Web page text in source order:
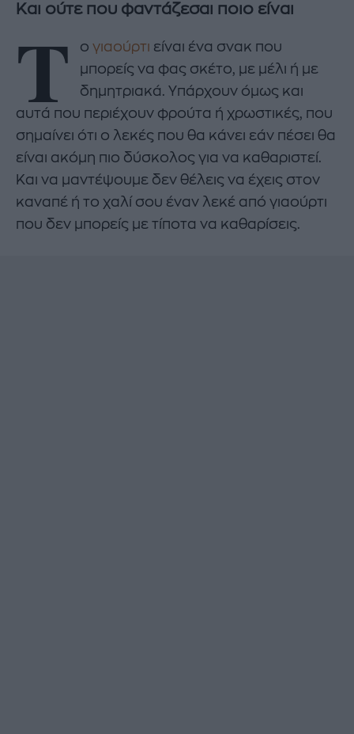
Και ούτε που φαντάζεσαι ποιο είναι
Τ ογιαούρτι είναι ένα σνακ που
μπορείς να φας σκέτο, με μέλι ή με
δημητριακά. Υπάρχουν όμως και
αυτά που περιέχουν φρούτα ή χρωστικές, που
σημαίνει ότι ο λεκές που θα κάνει εάν πέσει θα
είναι ακόμη πιο δύσκολος για να καθαριστεί.
Και να μαντέψουμε δεν θέλεις να έχεις στον
καναπέ ή το χαλί σου έναν λεκέ από γιαούρτι
που δεν μπορείς με τίποτα να καθαρίσεις.